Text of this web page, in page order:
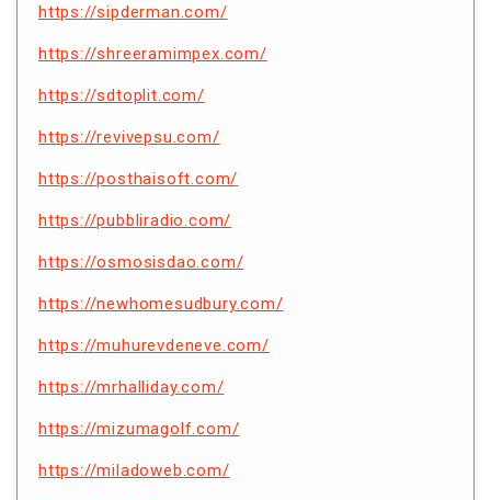
https://sipderman.com/
https://shreeramimpex.com/
https://sdtoplit.com/
https://revivepsu.com/
https://posthaisoft.com/
https://pubbliradio.com/
https://osmosisdao.com/
https://newhomesudbury.com/
https://muhurevdeneve.com/
https://mrhalliday.com/
https://mizumagolf.com/
https://miladoweb.com/